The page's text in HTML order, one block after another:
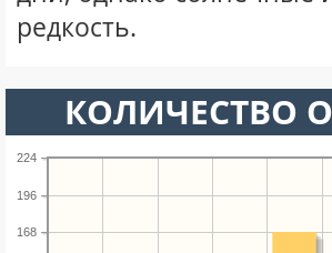
редкость.
КОЛИЧЕСТВО
168
196
224